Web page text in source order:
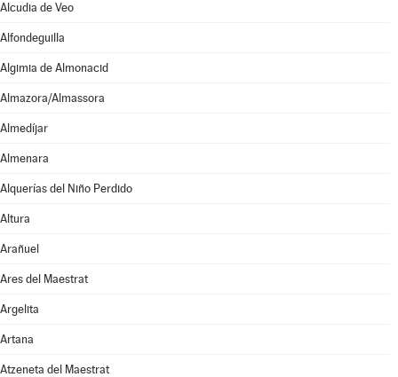
Alcudia de Veo
Alfondeguilla
Algimia de Almonacid
Almazora/Almassora
Almedíjar
Almenara
Alquerías del Niño Perdido
Altura
Arañuel
Ares del Maestrat
Argelita
Artana
Atzeneta del Maestrat